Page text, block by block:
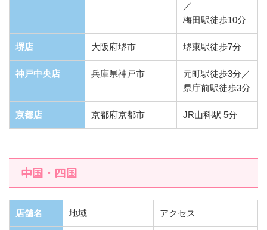
／
梅田駅徒歩10分
堺店 大阪府堺市 堺東駅徒歩7分
神戸中央店 兵庫県神戸市
元町駅徒歩3分／
県庁前駅徒歩3分
京都店 京都府京都市 JR山科駅 5分
中国・四国
店舗名 地域 アクセス